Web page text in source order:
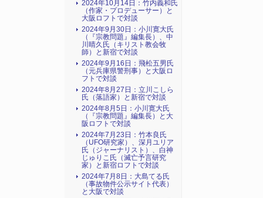
2024年10月14日：竹内義和氏
（作家・プロデューサー）と
大阪ロフトで対談
2024年9月30日：小川寛大氏
（『宗教問題』編集長）、中
川晴久氏（キリスト教会牧
師）と新宿で対談
2024年9月16日：飛松五男氏
（元兵庫県警刑事）と大阪ロ
フトで対談
2024年8月27日：立川こしら
氏（落語家）と新宿で対談
2024年8月5日：小川寛大氏
（『宗教問題』編集長）と大
阪ロフトで対談
2024年7月23日：竹本良氏
（UFO研究家）、深月ユリア
氏（ジャーナリスト）、白神
じゅりこ氏（滅亡予言研究
家）と新宿ロフトで対談
2024年7月8日：大島てる氏
（事故物件公示サイト代表）
と大阪で対談